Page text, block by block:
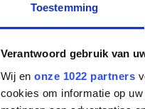
Toestemming
Verantwoord gebruik van
Wij en onze 1022 partners
cookies om informatie op